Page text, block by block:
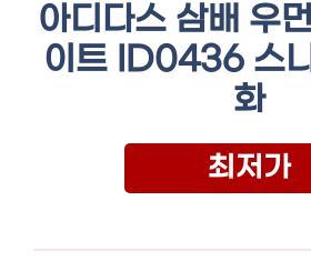
아디다스 삼배 우
이트 ID0436 스
화
최저가